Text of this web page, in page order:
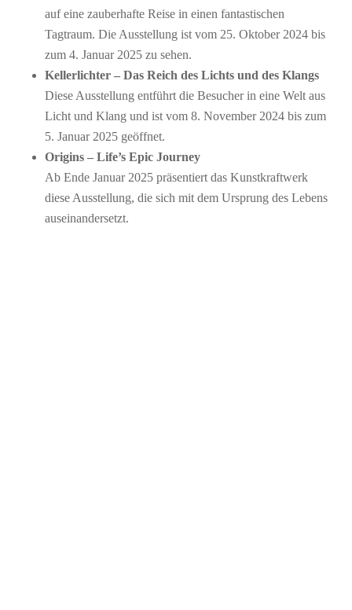
auf eine zauberhafte Reise in einen fantastischen
Tagtraum. Die Ausstellung ist vom 25. Oktober 2024 bis
zum 4. Januar 2025 zu sehen.
Kellerlichter – Das Reich des Lichts und des Klangs
Diese Ausstellung entführt die Besucher in eine Welt aus
Licht und Klang und ist vom 8. November 2024 bis zum
5. Januar 2025 geöffnet.
Origins – Life’s Epic Journey
Ab Ende Januar 2025 präsentiert das Kunstkraftwerk
diese Ausstellung, die sich mit dem Ursprung des Lebens
auseinandersetzt.